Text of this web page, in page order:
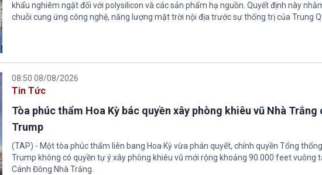
khẩu nghiêm ngặt đối với polysilicon và các sản phẩm hạ nguồn. Quyết định này
chuỗi cung ứng công nghệ, năng lượng mặt trời nội địa trước sự thống trị của Trung
08:50 08/08/2026
Tin Tức
Tòa phúc thẩm Hoa Kỳ bác quyền xây phòng khiêu vũ Nhà Trắng
Trump
(TAP) - Một tòa phúc thẩm liên bang Hoa Kỳ vừa phán quyết, chính quyền Tổng
Trump không có quyền tự ý xây phòng khiêu vũ mới rộng khoảng 90.000 feet vuông
Cánh Đông Nhà Trắng.